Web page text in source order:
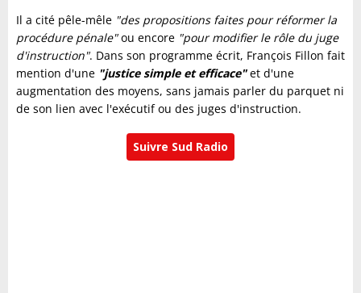
Il a cité pêle-mêle "des propositions faites pour réformer la
procédure pénale"ou encore "pour modifier le rôle du juge
d'instruction". Dans son programme écrit, François Fillon fait
mention d'une "justice simple et efficace"et d'une
augmentation des moyens, sans jamais parler du parquet ni
de son lien avec l'exécutif ou des juges d'instruction.
Suivre Sud Radio